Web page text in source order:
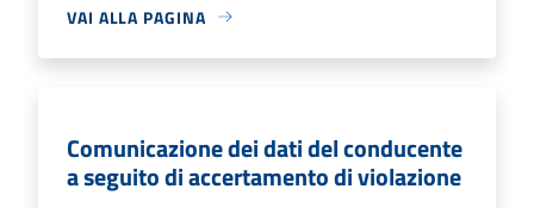
VAI ALLA PAGINA
Comunicazione dei dati del conducente
a seguito di accertamento di violazione